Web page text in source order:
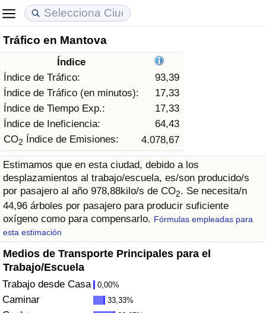
Tráfico en Mantova
Índice
Índice de Tráfico:
93,39
Índice de Tráfico (en minutos):
17,33
Índice de Tiempo Exp.:
17,33
Índice de Ineficiencia:
64,43
CO2 Índice de Emisiones: 4.078,67
Estimamos que en esta ciudad, debido a los
desplazamientos al trabajo/escuela, es/son producido/s
por pasajero al año 978,88kilo/s de CO2. Se necesita/n
44,96 árboles por pasajero para producir suficiente
oxígeno como para compensarlo. Fórmulas empleadas para
esta estimación
Medios de Transporte Principales para el
Trabajo/Escuela
Trabajo desde Casa 0,00%
Caminar 33,33%
Coste de vida
Índice de Costo de Vida (Actual)
Índice de Costo de Vida
Índice de costo de vida por país
en aqaba
Precios de las propiedades
Índice de Precios de Inmuebles (Actual)
Índice de Precios de Inmuebles
Índice de Precios de Inmuebles por País
Calidad de Vida
Índice de Calidad de Vida
Índice de Calidad de Vida (Actual)
Índice de calidad de vida por país
Delincuencia
Calificación del Índice de Criminalidad
(Actual)
Índice de criminalidad por país
Sanidad